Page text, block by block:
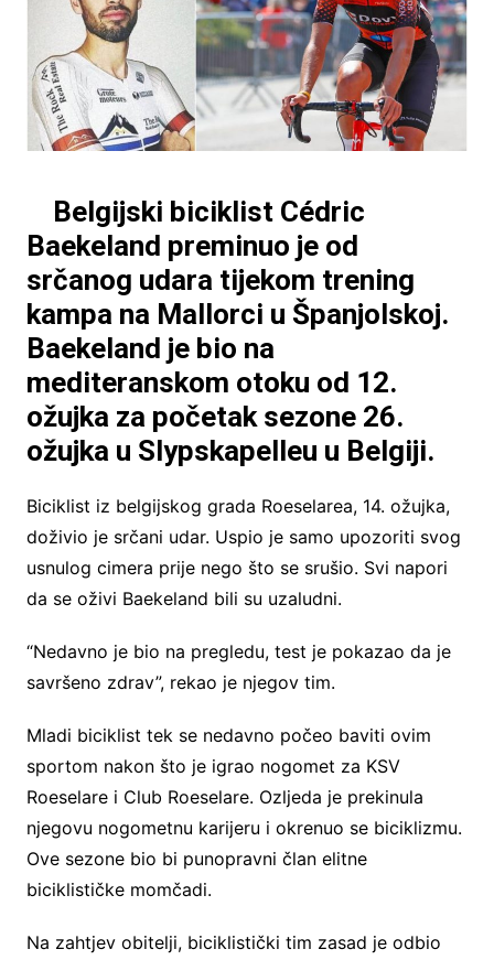
Belgijski biciklist Cédric
Baekeland preminuo je od
srčanog udara tijekom trening
kampa na Mallorci u Španjolskoj.
Baekeland je bio na
mediteranskom otoku od 12.
ožujka za početak sezone 26.
ožujka u Slypskapelleu u Belgiji.
Biciklist iz belgijskog grada Roeselarea, 14. ožujka,
doživio je srčani udar. Uspio je samo upozoriti svog
usnulog cimera prije nego što se srušio. Svi napori
da se oživi Baekeland bili su uzaludni.
“Nedavno je bio na pregledu, test je pokazao da je
savršeno zdrav”, rekao je njegov tim.
Mladi biciklist tek se nedavno počeo baviti ovim
sportom nakon što je igrao nogomet za KSV
Roeselare i Club Roeselare. Ozljeda je prekinula
njegovu nogometnu karijeru i okrenuo se biciklizmu.
Ove sezone bio bi punopravni član elitne
biciklističke momčadi.
Na zahtjev obitelji, biciklistički tim zasad je odbio